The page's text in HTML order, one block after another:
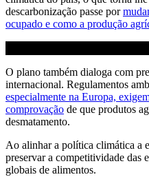
descarbonização passe por
ocupado e como a produção
O plano também dialoga com
internacional. Regulamentos
especialmente na Europa,
comprovação de que produtos
desmatamento.
Ao alinhar a política climática a
preservar a competitividade das
globais de alimentos.